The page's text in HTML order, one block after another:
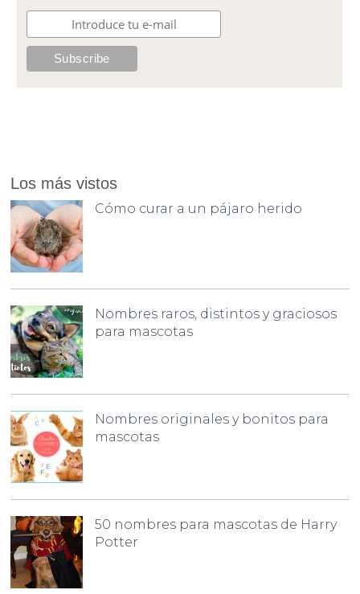
Los más vistos
Cómo curar a un pájaro herido
Nombres raros, distintos y graciosos
para mascotas
Nombres originales y bonitos para
mascotas
50 nombres para mascotas de Harry
Potter